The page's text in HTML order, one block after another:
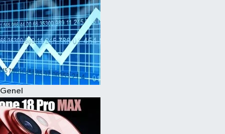
Genel
EKONOMİ
YAŞAM